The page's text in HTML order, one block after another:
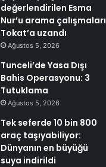
değerlendirilen Esma
Nur’u arama çalışmaları
Tokat’a uzandı
Ağustos 5, 2026
Tunceli’de Yasa Dışı
Bahis Operasyonu: 3
Tutuklama
Ağustos 5, 2026
Tek seferde 10 bin 800
araç taşıyabiliyor:
Dünyanın en büyüğü
suya indirildi